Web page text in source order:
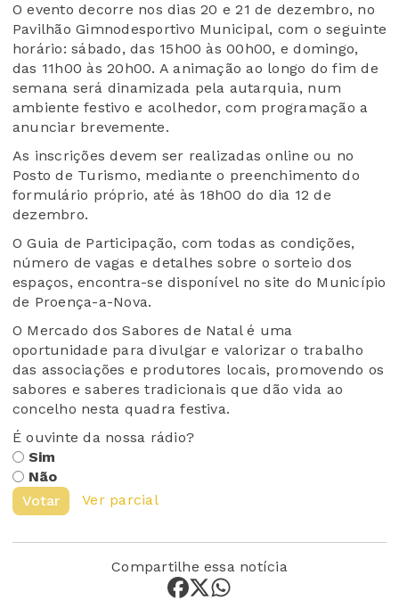
O evento decorre nos dias 20 e 21 de dezembro, no
Pavilhão Gimnodesportivo Municipal, com o seguinte
horário: sábado, das 15h00 às 00h00, e domingo,
das 11h00 às 20h00. A animação ao longo do fim de
semana será dinamizada pela autarquia, num
ambiente festivo e acolhedor, com programação a
anunciar brevemente.
As inscrições devem ser realizadas online ou no
Posto de Turismo, mediante o preenchimento do
formulário próprio, até às 18h00 do dia 12 de
dezembro.
O Guia de Participação, com todas as condições,
número de vagas e detalhes sobre o sorteio dos
espaços, encontra-se disponível no site do Município
de Proença-a-Nova.
O Mercado dos Sabores de Natal é uma
oportunidade para divulgar e valorizar o trabalho
das associações e produtores locais, promovendo os
sabores e saberes tradicionais que dão vida ao
concelho nesta quadra festiva.
É ouvinte da nossa rádio?
Sim
Não
Votar
Ver parcial
Compartilhe essa notícia